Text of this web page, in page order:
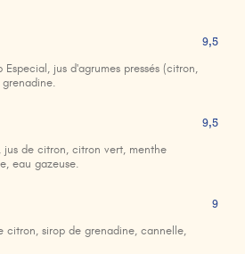
Especial, jus d'agrumes pressés (citron,
9,5
jus de citron, citron vert, menthe
eau gazeuse.
9,5
citron, sirop de grenadine, cannelle,
9